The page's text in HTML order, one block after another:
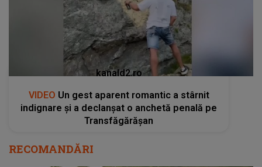
kanald2.ro
VIDEO Un gest aparent romantic a stârnit
indignare și a declanșat o anchetă penală pe
Transfăgărășan
RECOMANDĂRI